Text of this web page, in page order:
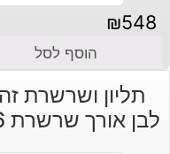
₪548
הוסף לסל
לבן אורך שרשרת 46 ס"מ משקל: 2.44 גרם